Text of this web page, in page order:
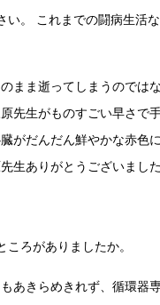
。
これまでの闘病生活
まま逝ってしまうのでは
先生がものすごい早さで
がだんだん鮮やかな赤色
生ありがとうございました
ろがありましたか。
あきらめきれず、循環器